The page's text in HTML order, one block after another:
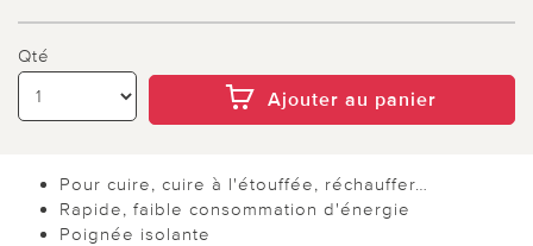
Qté
Ajouter au panier
Pour cuire, cuire à l'étouffée, réchauffer…
Rapide, faible consommation d'énergie
Poignée isolante